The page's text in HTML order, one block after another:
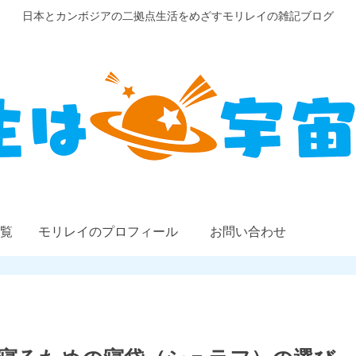
日本とカンボジアの二拠点生活をめざすモリレイの雑記ブログ
モリレイのプロフィール お問い合わせ